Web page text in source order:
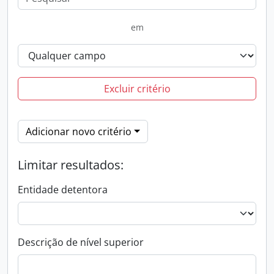
em
Excluir critério
Adicionar novo critério
Limitar resultados:
Entidade detentora
Descrição de nível superior